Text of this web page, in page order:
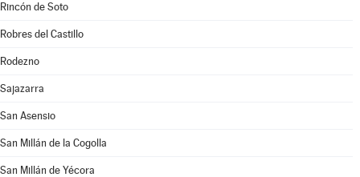
Rincón de Soto
Robres del Castillo
Rodezno
Sajazarra
San Asensio
San Millán de la Cogolla
San Millán de Yécora